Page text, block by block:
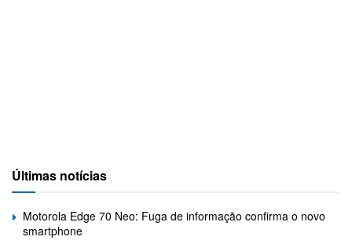
Últimas notícias
Motorola Edge 70 Neo: Fuga de informação confirma o novo
smartphone